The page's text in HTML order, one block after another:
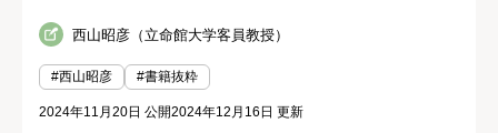
西山昭彦（立命館大学客員教授）
#西山昭彦 #書籍抜粋
2024年11月20日 公開2024年12月16日 更新